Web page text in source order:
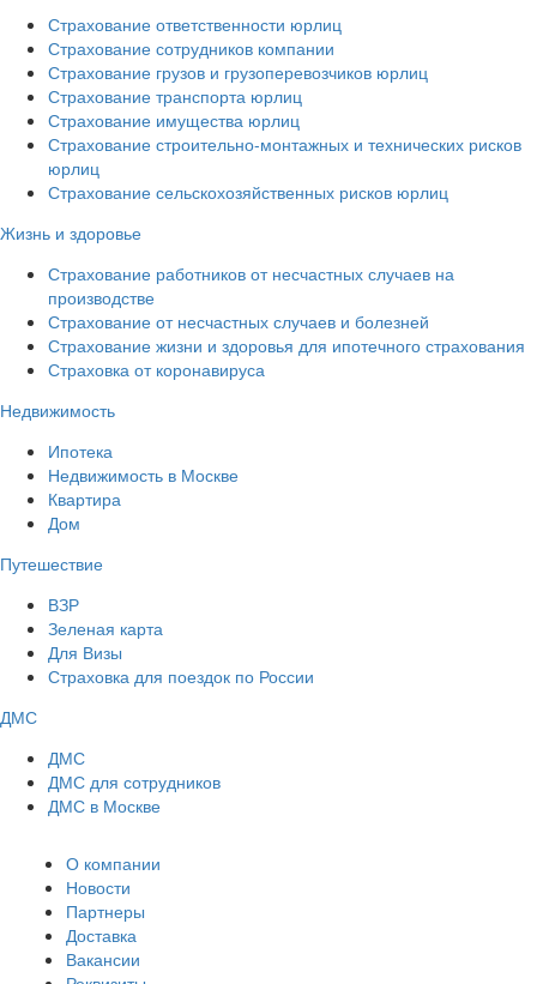
Страхование ответственности юрлиц
Страхование сотрудников компании
Страхование грузов и грузоперевозчиков юрлиц
Страхование транспорта юрлиц
Страхование имущества юрлиц
Страхование строительно-монтажных и технических рисков
юрлиц
Страхование сельскохозяйственных рисков юрлиц
Жизнь и здоровье
Страхование работников от несчастных случаев на
производстве
Страхование от несчастных случаев и болезней
Страхование жизни и здоровья для ипотечного страхования
Страховка от коронавируса
Недвижимость
Ипотека
Недвижимость в Москве
Квартира
Дом
Путешествие
ВЗР
Зеленая карта
Для Визы
Страховка для поездок по России
ДМС
ДМС
ДМС для сотрудников
ДМС в Москве
О компании
Новости
Партнеры
Доставка
Вакансии